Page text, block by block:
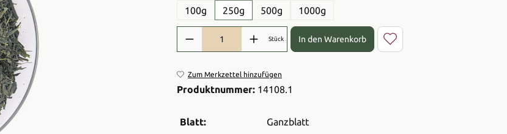
100g 250g 500g 1000g
Produkt Anzahl: Gib den gewünschten Wert ein oder benutze die
Stück In den Warenkorb
Zum Merkzettel hinzufügen
Produktnummer: 14108.1
Blatt:
Ganzblatt